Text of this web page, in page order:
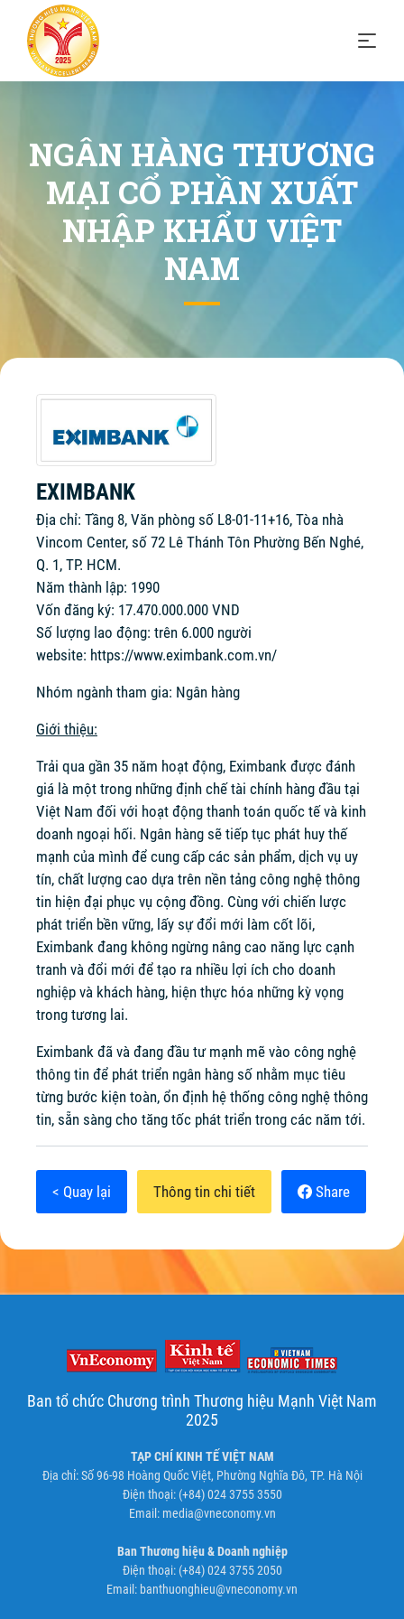
NGÂN HÀNG THƯƠNG
MẠI CỔ PHẦN XUẤT
NHẬP KHẨU VIỆT
NAM
EXIMBANK
Địa chỉ: Tầng 8, Văn phòng số L8-01-11+16, Tòa nhà
Vincom Center, số 72 Lê Thánh Tôn Phường Bến Nghé,
Q. 1, TP. HCM.
Năm thành lập: 1990
Vốn đăng ký: 17.470.000.000 VND
Số lượng lao động: trên 6.000 người
website: https://www.eximbank.com.vn/
Nhóm ngành tham gia: Ngân hàng
Giới thiệu:
Trải qua gần 35 năm hoạt động, Eximbank được đánh
giá là một trong những định chế tài chính hàng đầu tại
Việt Nam đối với hoạt động thanh toán quốc tế và kinh
doanh ngoại hối. Ngân hàng sẽ tiếp tục phát huy thế
mạnh của mình để cung cấp các sản phẩm, dịch vụ uy
tín, chất lượng cao dựa trên nền tảng công nghệ thông
tin hiện đại phục vụ cộng đồng. Cùng với chiến lược
phát triển bền vững, lấy sự đổi mới làm cốt lõi,
Eximbank đang không ngừng nâng cao năng lực cạnh
tranh và đổi mới để tạo ra nhiều lợi ích cho doanh
nghiệp và khách hàng, hiện thực hóa những kỳ vọng
trong tương lai.
Eximbank đã và đang đầu tư mạnh mẽ vào công nghệ
thông tin để phát triển ngân hàng số nhằm mục tiêu
từng bước kiện toàn, ổn định hệ thống công nghệ thông
tin, sẵn sàng cho tăng tốc phát triển trong các năm tới.
< Quay lại Thông tin chi tiết Share
Ban tổ chức Chương trình Thương hiệu Mạnh Việt Nam
2025
TẠP CHÍ KINH TẾ VIỆT NAM
Địa chỉ: Số 96-98 Hoàng Quốc Việt, Phường Nghĩa Đô, TP. Hà Nội
Điện thoại: (+84) 024 3755 3550
Email: media@vneconomy.vn
Ban Thương hiệu & Doanh nghiệp
Điện thoại: (+84) 024 3755 2050
Email: banthuonghieu@vneconomy.vn